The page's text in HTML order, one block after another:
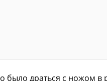
было драться с ножом в